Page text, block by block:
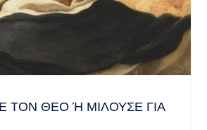
ΘΕΌ Ή ΜΙΛΟΎΣΕ ΓΙΑ ΤΟ